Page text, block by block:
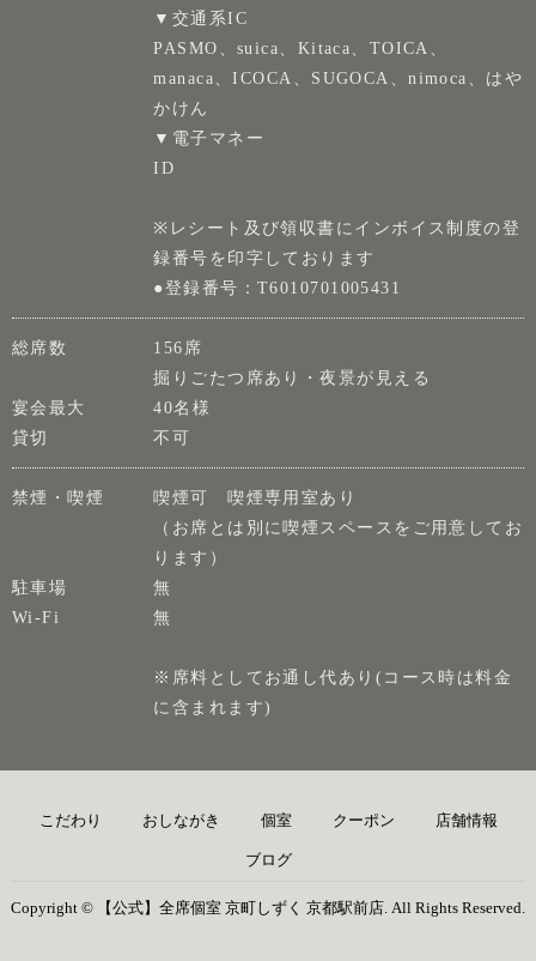
▼交通系IC
PASMO、suica、Kitaca、TOICA、
manaca、ICOCA、SUGOCA、nimoca、はや
かけん
▼電子マネー
ID
※レシート及び領収書にインボイス制度の登
録番号を印字しております
●登録番号：T6010701005431
総席数
156席
掘りごたつ席あり・夜景が見える
宴会最大
40名様
貸切
不可
禁煙・喫煙
喫煙可 喫煙専用室あり
（お席とは別に喫煙スペースをご用意してお
ります）
駐車場
無
Wi-Fi
無
※席料としてお通し代あり(コース時は料金
に含まれます)
こだわり おしながき 個室 クーポン 店舗情報
ブログ
Copyright © 【公式】全席個室 京町しずく 京都駅前店. All Rights Reserved.